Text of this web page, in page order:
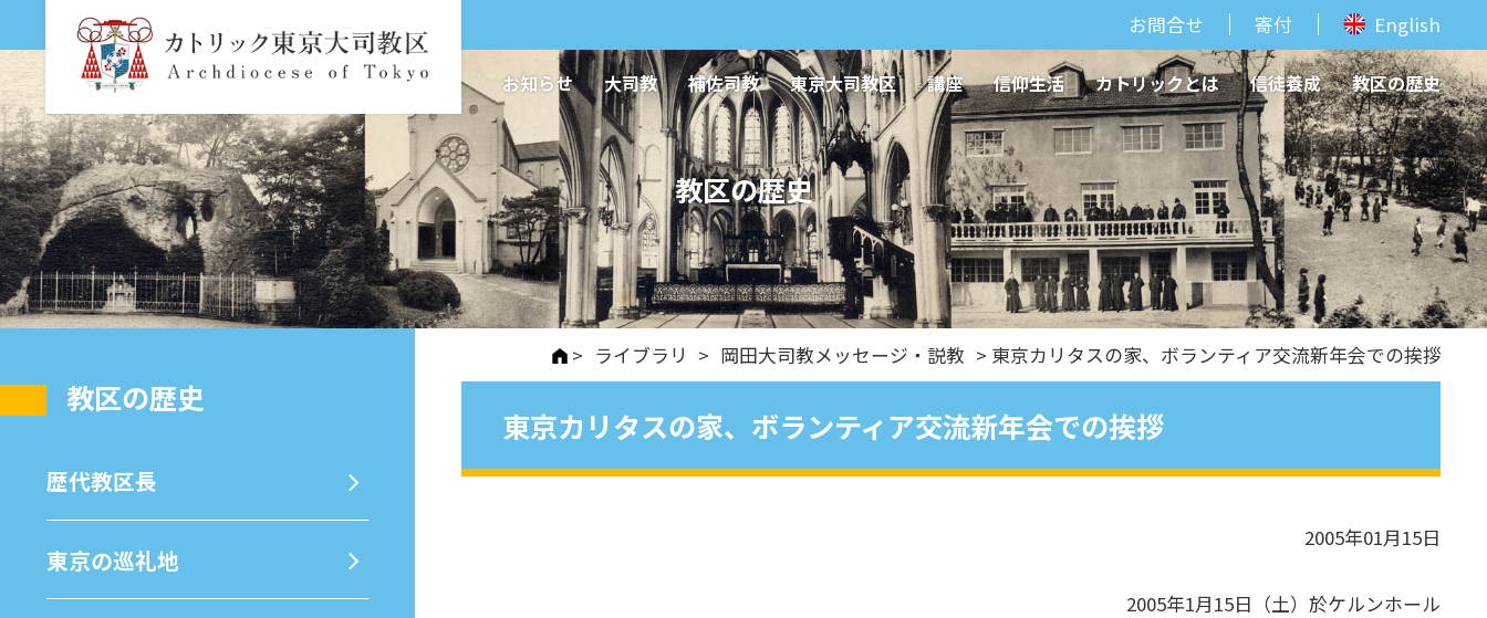
お問合せ 寄付 English
お知らせ 大司教 補佐司教 東京大司教区 講座 信仰生活 カトリックとは 信徒養成 教区の歴史
教区の歴史
> ライブラリ > 岡田大司教メッセージ・説教 > 東京カリタスの家、ボランティア交流新年会での挨拶
東京カリタスの家、ボランティア交流新年会での挨拶
2005年01月15日
2005年1月15日（土）於ケルンホール
教区の歴史
歴代教区⻑
東京の巡礼地